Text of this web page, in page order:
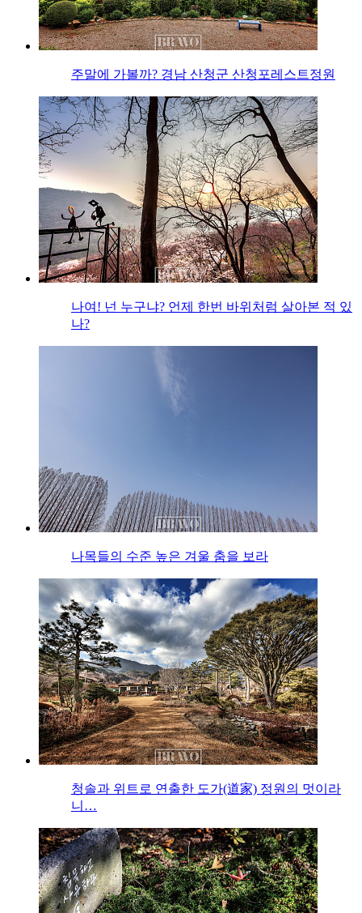
주말에 가볼까? 경남 산청군 산청포레스트정원
나여! 넌 누구냐? 언제 한번 바위처럼 살아본 적 있
나?
나목들의 수준 높은 겨울 춤을 보라
청솔과 위트로 연출한 도가(道家) 정원의 멋이라
니…